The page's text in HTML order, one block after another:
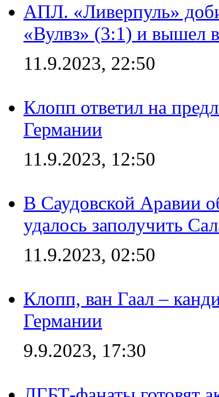
АПЛ. «Ливерпуль»
«Вулвз» (3:1) и вышел
11.9.2023, 22:50
Клопп ответил на
Германии
11.9.2023, 12:50
В Саудовской Аравии
удалось заполучить
11.9.2023, 02:50
Клопп, ван Гаал –
Германии
9.9.2023, 17:30